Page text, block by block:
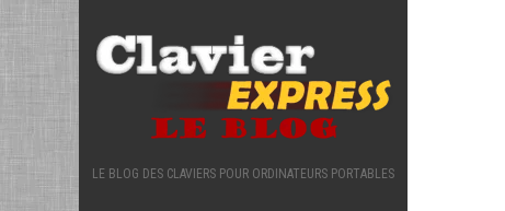
LE BLOG DES CLAVIERS POUR ORDINATEURS PORTABLES